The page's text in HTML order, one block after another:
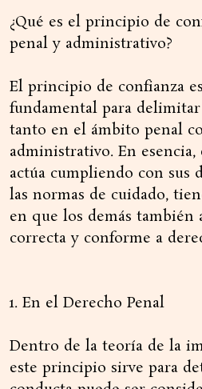
¿Qué es el principio de
penal y administrativo?
El principio de confianza
fundamental para
tanto en el ámbito penal
administrativo. En
actúa cumpliendo con sus
las normas de cuidado,
en que los demás también
correcta y conforme a
1. En el Derecho Penal
Dentro de la teoría de la
este principio sirve para